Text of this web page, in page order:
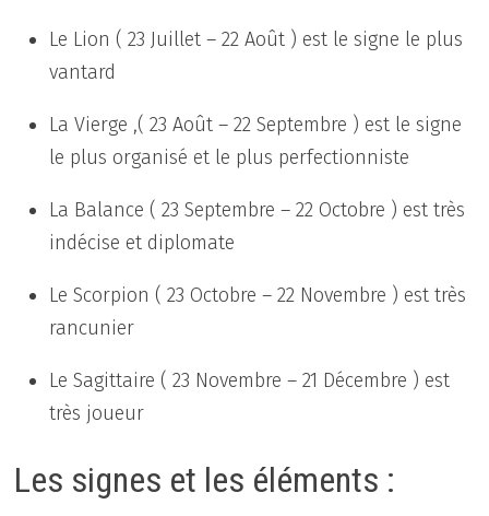
Le Lion ( 23 Juillet – 22 Août ) est le signe le plus
vantard
La Vierge ,( 23 Août – 22 Septembre ) est le signe
le plus organisé et le plus perfectionniste
La Balance ( 23 Septembre – 22 Octobre ) est très
indécise et diplomate
Le Scorpion ( 23 Octobre – 22 Novembre ) est très
rancunier
Le Sagittaire ( 23 Novembre – 21 Décembre ) est
très joueur
Les signes et les éléments :